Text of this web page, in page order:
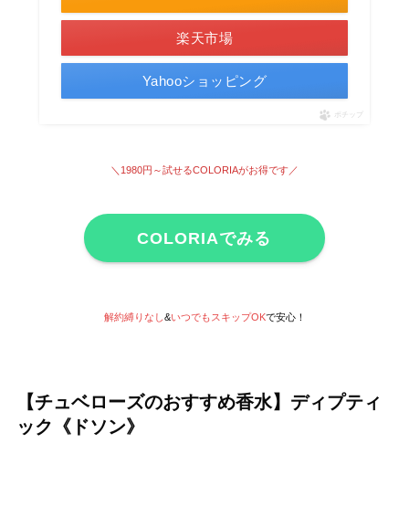
楽天市場
Yahooショッピング
ポチップ
＼1980円～試せるCOLORIAがお得です ／
COLORIAでみる
解約縛りなし&いつでもスキップOKで安心！
【チュベローズのおすすめ香水】ディプティ
ック《ドソン》